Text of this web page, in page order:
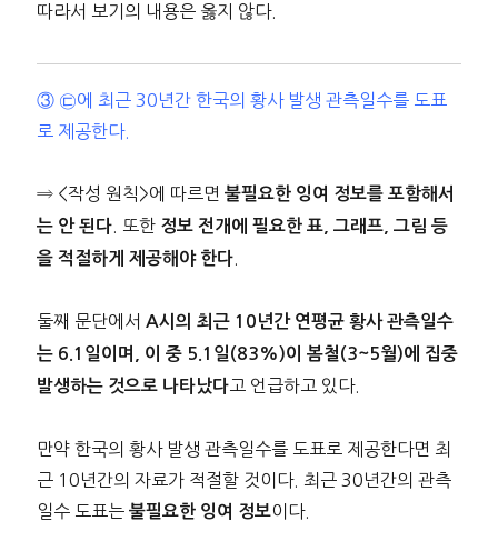
따라서 보기의 내용은 옳지 않다.
③ ㉢에 최근 30년간 한국의 황사 발생 관측일수를 도표
로 제공한다.
⇒ <작성 원칙>에 따르면 불필요한 잉여 정보를 포함해서
는 안 된다. 또한 정보 전개에 필요한 표, 그래프, 그림 등
을 적절하게 제공해야 한다.
둘째 문단에서 A시의 최근 10년간 연평균 황사 관측일수
는 6.1일이며, 이 중 5.1일(83%)이 봄철(3~5월)에 집중
발생하는 것으로 나타났다고 언급하고 있다.
만약 한국의 황사 발생 관측일수를 도표로 제공한다면 최
근 10년간의 자료가 적절할 것이다. 최근 30년간의 관측
일수 도표는 불필요한 잉여 정보이다.